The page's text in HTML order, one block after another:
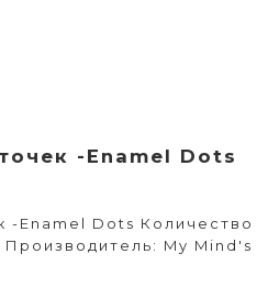
-Enamel Dots
-Enamel Dots Количество
My Mind's